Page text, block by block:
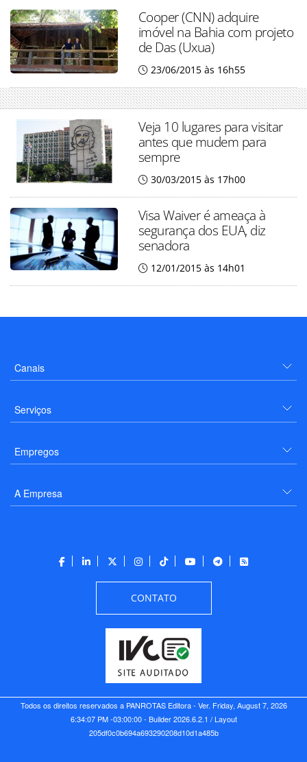
Cooper (CNN) adquire
imóvel na Bahia com projeto
de Das (Uxua)
23/06/2015 às 16h55
Veja 10 lugares para visitar
antes que mudem para
sempre
30/03/2015 às 17h00
Visa Waiver é ameaça à
segurança dos EUA, diz
senadora
12/01/2015 às 14h01
Canais
Serviços
Empregos
A Empresa
CONTATO
Todos os direitos reservados a PANROTAS Editora - Ver. Friday, August 7, 2026
6:34:07 PM -03:00:00 - Builder 2026.6.2.1 / Layout
205df0c0b694a693290208d10d1a485b